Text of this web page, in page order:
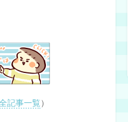
記事一覧）